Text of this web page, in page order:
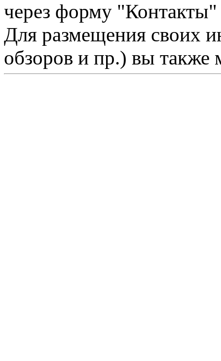
через форму "Контакты"
Для размещения своих
обзоров и пр.) вы также